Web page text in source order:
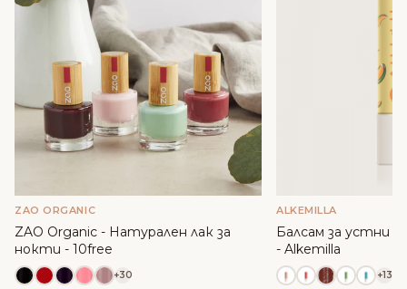
ZAO ORGANIC
ZAO Organic - Натурален лак за
нокти - 10free
+30
ALKEMILLA
Балсам за устни с
- Alkemilla
+13